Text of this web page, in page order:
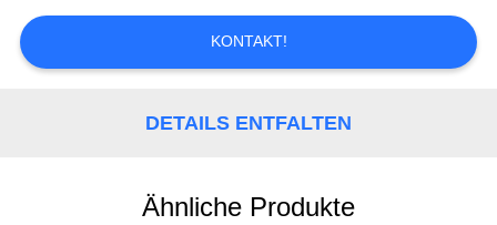
FORDERN
SIE
KONTAKT!
DETAILS ENTFALTEN
Ähnliche Produkte